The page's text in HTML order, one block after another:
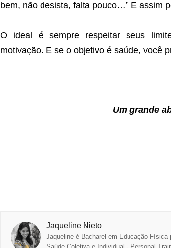
bem, não desista, falta pouco…” E assim
O ideal é sempre respeitar seus
motivação. E se o objetivo é saúde, você
Um grande
Jaqueline Nieto
Jaqueline é Bacharel em Educação Física
Saúde Coletiva e Individual - Personal